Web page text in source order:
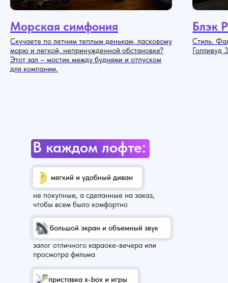
Морская симфония
Скучаете по летним теплым денькам, ласковому
морю и легкой, непринужденной обстановке?
Этот зал – мостик между буднями и отпуском
для компании.
Блэк
Стиль.
Голливуд
не покупные, а сделанные на заказ,
чтобы всем было комфортно
залог отличного караоке-вечера или
просмотра фильма
В каждом лофте:
большой экран и объемный звук
мягкий и удобный диван
приставка x-box и игры